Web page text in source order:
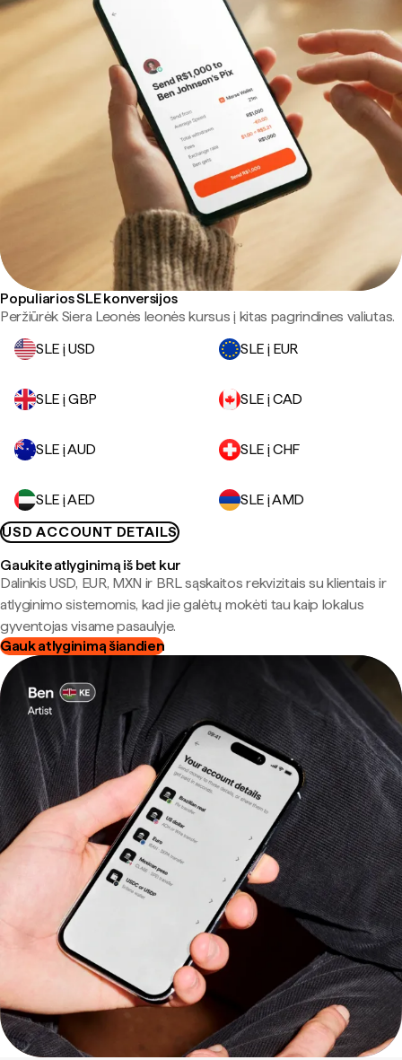
Populiarios SLE konversijos
Peržiūrėk Siera Leonės leonės kursus į kitas pagrindines valiutas.
SLE į USD
SLE į EUR
SLE į GBP SLE į CAD
SLE į AUD SLE į CHF
SLE į AED
SLE į AMD
USD ACCOUNT DETAILS
Gaukite atlyginimą iš bet kur
Dalinkis USD, EUR, MXN ir BRL sąskaitos rekvizitais su klientais ir
atlyginimo sistemomis, kad jie galėtų mokėti tau kaip lokalus
gyventojas visame pasaulyje.
Gauk atlyginimą šiandien